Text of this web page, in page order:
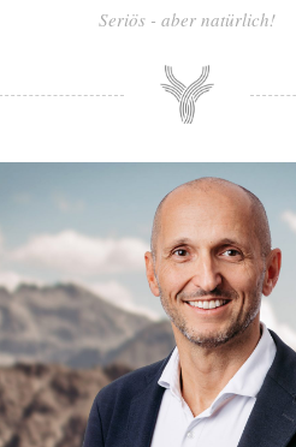
Seriös - aber natürlich!